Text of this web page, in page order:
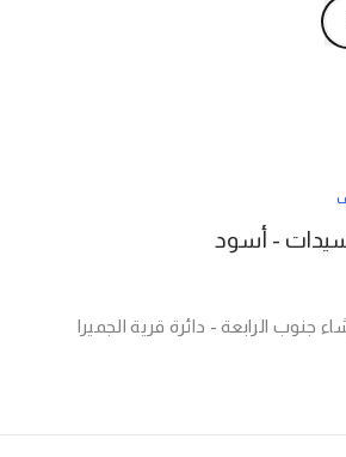
جنوب الرابعة - دائرة قرية الجميرا